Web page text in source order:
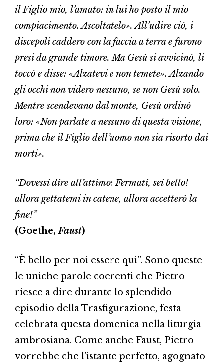
il Figlio mio, l’amato: in lui ho posto il mio
compiacimento. Ascoltatelo». All’udire ciò, i
discepoli caddero con la faccia a terra e furono
presi da grande timore. Ma Gesù si avvicinò, li
toccò e disse: «Alzatevi e non temete». Alzando
gli occhi non videro nessuno, se non Gesù solo.
Mentre scendevano dal monte, Gesù ordinò
loro: «Non parlate a nessuno di questa visione,
prima che il Figlio dell’uomo non sia risorto dai
morti».
“Dovessi dire all’attimo: Fermati, sei bello!
allora gettatemi in catene, allora accetterò la
fine!”
(Goethe,Faust)
“È bello per noi essere qui”. Sono queste
le uniche parole coerenti che Pietro
riesce a dire durante lo splendido
episodio della Trasfigurazione, festa
celebrata questa domenica nella liturgia
ambrosiana. Come anche Faust, Pietro
vorrebbe che l’istante perfetto, agognato